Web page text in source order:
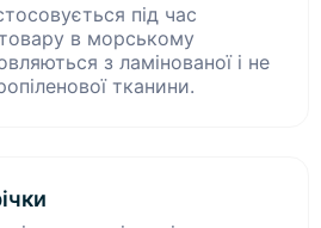
під час
в морському
з ламінованої і не
тканини.